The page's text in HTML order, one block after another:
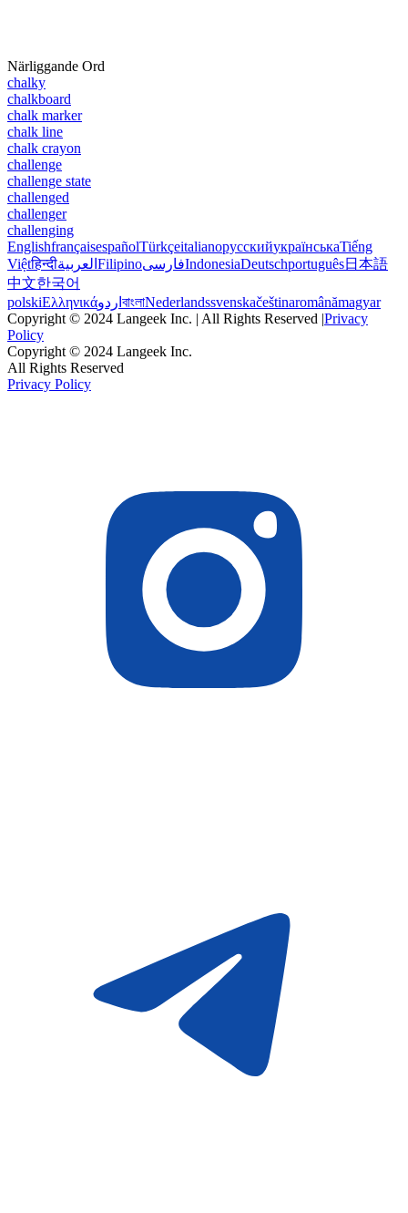
Närliggande Ord
chalky
chalkboard
chalk marker
chalk line
chalk crayon
challenge
challenge state
challenged
challenger
challenging
EnglishfrançaisespañolTürkçeitalianoрусскийукраїнськаTiếng
Việtहिन्दीالعربية FilipinoفارسیIndonesiaDeutschportuguês日本語
中文한국어
polskiΕλληνικάاردو বাংলাNederlandssvenskačeštinaromânămagyar
Copyright © 2024 Langeek Inc. | All Rights Reserved |Privacy
Policy
Copyright © 2024 Langeek Inc.
All Rights Reserved
Privacy Policy